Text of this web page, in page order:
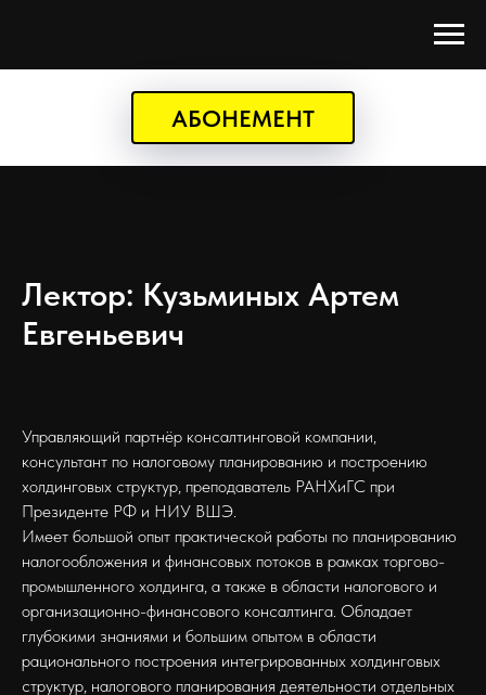
АБОНЕМЕНТ
Лектор: Кузьминых Артем
Евгеньевич
Управляющий партнёр консалтинговой компании,
консультант по налоговому планированию и построению
холдинговых структур, преподаватель РАНХиГС при
Президенте РФ и НИУ ВШЭ.
Имеет большой опыт практической работы по планированию
налогообложения и финансовых потоков в рамках торгово-
промышленного холдинга, а также в области налогового и
организационно-финансового консалтинга. Обладает
глубокими знаниями и большим опытом в области
рационального построения интегрированных холдинговых
структур, налогового планирования деятельности отдельных